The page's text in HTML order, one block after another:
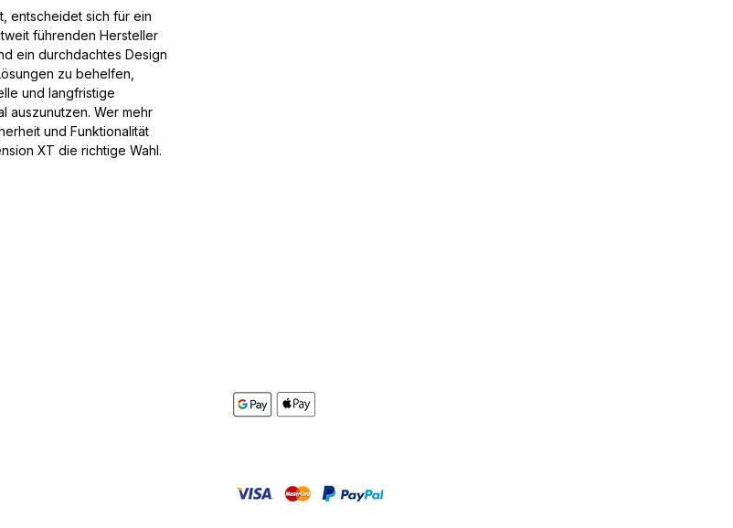
entscheidet sich für ein
führenden Hersteller
ein durchdachtes Design
zu behelfen,
und langfristige
auszunutzen. Wer mehr
und Funktionalität
XT die richtige Wahl.